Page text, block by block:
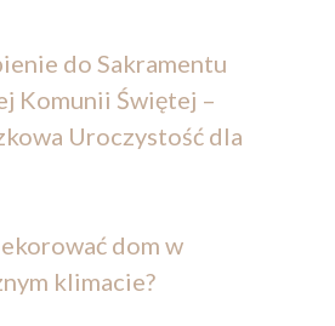
do Sakramentu
Komunii Świętej –
Uroczystość dla
dom w
klimacie?